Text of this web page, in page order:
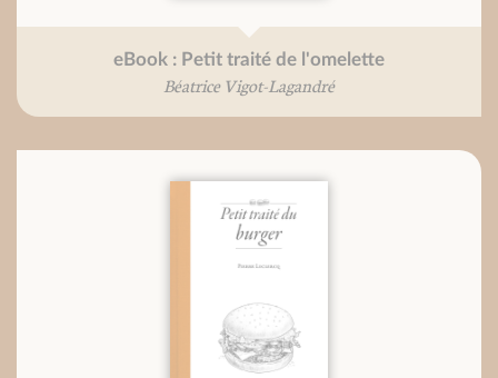
eBook : Petit traité de l'omelette
Béatrice Vigot-Lagandré